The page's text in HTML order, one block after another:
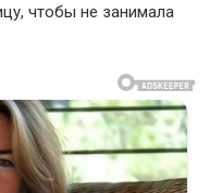
чтобы не занимала